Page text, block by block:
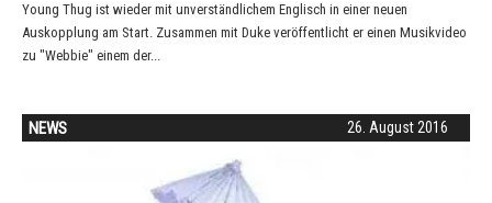
Young Thug ist wieder mit unverständlichem Englisch in einer neuen
Auskopplung am Start. Zusammen mit Duke veröffentlicht er einen Musikvideo
zu "Webbie" einem der...
26. August 2016
NEWS